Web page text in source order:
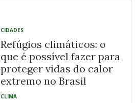
CIDADES
Refúgios climáticos: o
que é possível fazer para
proteger vidas do calor
extremo no Brasil
CLIMA